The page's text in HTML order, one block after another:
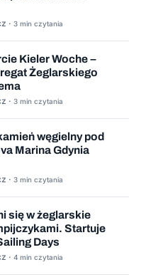
· 3 min czytania
Kieler Woche –
Żeglarskiego
· 3 min czytania
węgielny pod
Marina Gdynia
· 3 min czytania
się w żeglarskie
Startuje
Days
· 4 min czytania